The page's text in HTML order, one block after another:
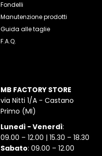
Fondelli
Manutenzione prodotti
Guida alle taglie
F.A.Q.
MB FACTORY STORE
via Nitti 1/A - Castano
Primo (MI)
Lunedì - Venerdì:
09.00 – 12.00 | 15.30 – 18.30
Sabato: 09.00 – 12.00